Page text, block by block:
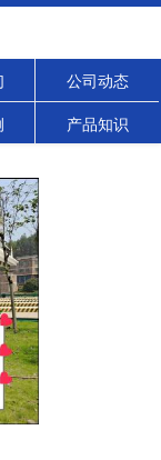
公司动态
产品知识